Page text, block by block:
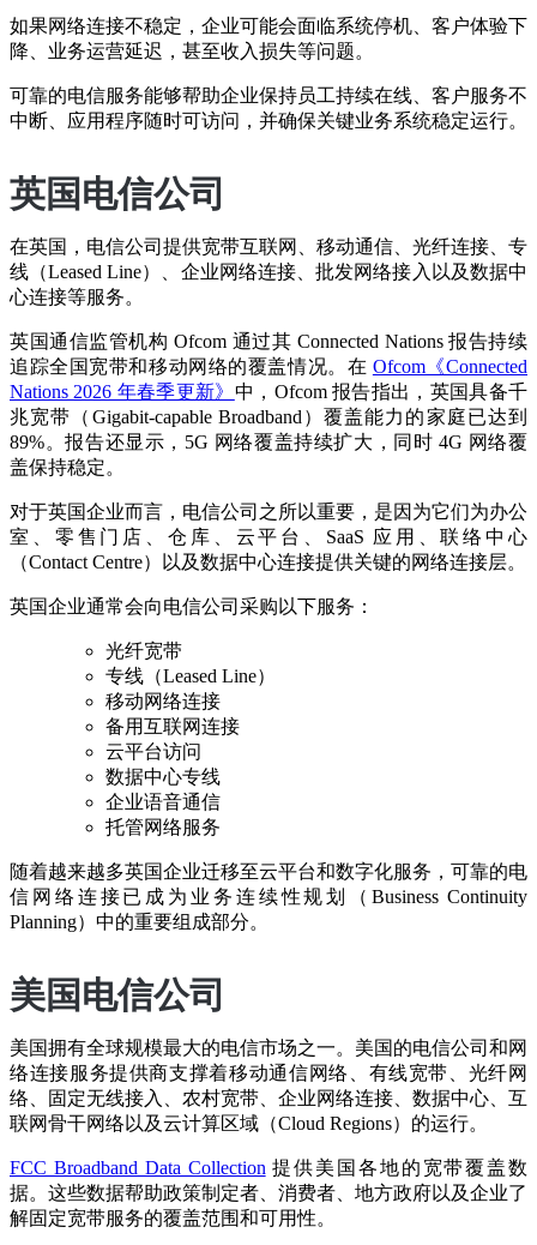
如果网络连接不稳定，企业可能会面临系统停机、客户体验下
降、业务运营延迟，甚至收入损失等问题。
可靠的电信服务能够帮助企业保持员工持续在线、客户服务不
中断、应用程序随时可访问，并确保关键业务系统稳定运行。
英国电信公司
在英国，电信公司提供宽带互联网、移动通信、光纤连接、专
线（Leased Line）、企业网络连接、批发网络接入以及数据中
心连接等服务。
英国通信监管机构 Ofcom 通过其 Connected Nations 报告持续
追踪全国宽带和移动网络的覆盖情况。在 Ofcom《Connected
Nations 2026 年春季更新》 中，Ofcom 报告指出，英国具备千
兆宽带（Gigabit-capable Broadband）覆盖能力的家庭已达到
89%。报告还显示，5G 网络覆盖持续扩大，同时 4G 网络覆
盖保持稳定。
对于英国企业而言，电信公司之所以重要，是因为它们为办公
室、零售门店、仓库、云平台、SaaS 应用、联络中心
（Contact Centre）以及数据中心连接提供关键的网络连接层。
英国企业通常会向电信公司采购以下服务：
光纤宽带
专线（Leased Line）
移动网络连接
备用互联网连接
云平台访问
数据中心专线
企业语音通信
托管网络服务
随着越来越多英国企业迁移至云平台和数字化服务，可靠的电
信网络连接已成为业务连续性规划（Business Continuity
Planning）中的重要组成部分。
美国电信公司
美国拥有全球规模最大的电信市场之一。美国的电信公司和网
络连接服务提供商支撑着移动通信网络、有线宽带、光纤网
络、固定无线接入、农村宽带、企业网络连接、数据中心、互
联网骨干网络以及云计算区域（Cloud Regions）的运行。
FCC Broadband Data Collection 提供美国各地的宽带覆盖数
据。这些数据帮助政策制定者、消费者、地方政府以及企业了
解固定宽带服务的覆盖范围和可用性。